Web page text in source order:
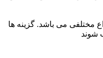
مختلفی می باشد. گزینه ها
شوند